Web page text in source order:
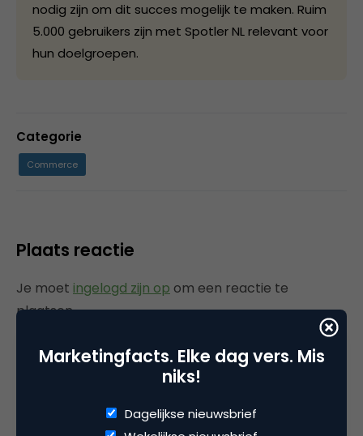
nodig zijn om dit succes mogelijk te maken. Ruim
5.000 gebruikers zijn met Spotler NL relevant voor
hun doelgroepen.
Categorie
Commerce
Plaats reactie
Je moet ingelogd zijn op om een reactie te
plaatsen.
Marketingfacts. Elke dag vers. Mis
niks!
Dagelijkse nieuwsbrief